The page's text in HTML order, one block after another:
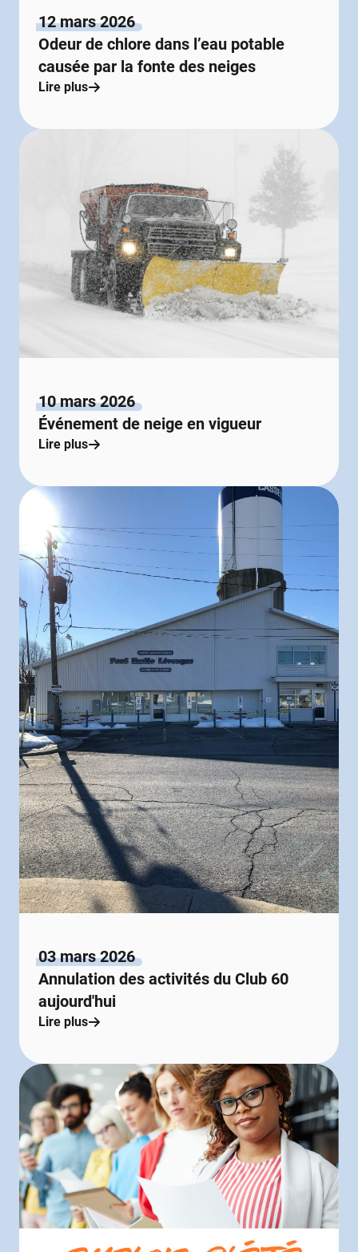
12 mars 2026
Odeur de chlore dans l’eau potable
causée par la fonte des neiges
Lire plus
10 mars 2026
Événement de neige en vigueur
Lire plus
03 mars 2026
Annulation des activités du Club 60
aujourd'hui
Lire plus